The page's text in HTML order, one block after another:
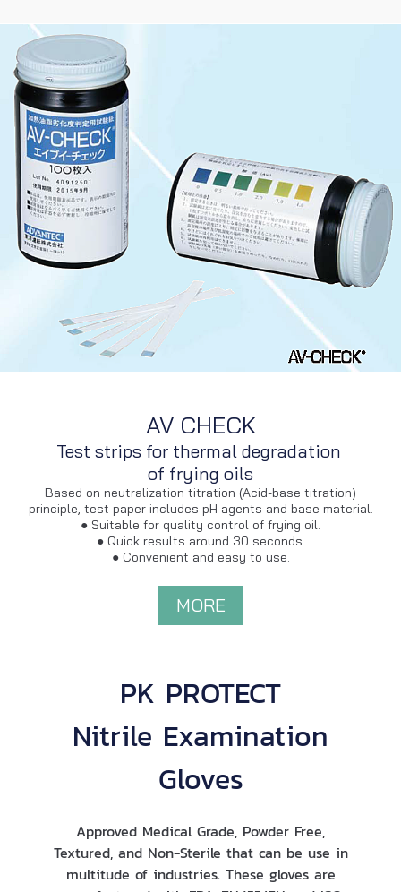
AV CHECK
Test strips for thermal degradation
of frying oils
Based on neutralization titration (Acid-base titration)
principle, test paper includes pH agents and base material.
● Suitable for quality control of frying oil.
● Quick results around 30 seconds.
● Convenient and easy to use.
MORE
PK PROTECT
Nitrile Examination
Gloves
Approved Medical Grade, Powder Free,
Textured, and Non-Sterile that can be use in
multitude of industries. These gloves are